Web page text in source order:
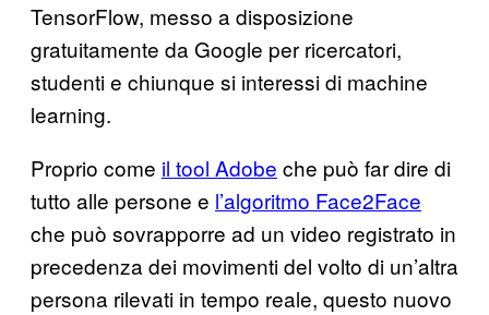
TensorFlow, messo a disposizione
gratuitamente da Google per ricercatori,
studenti e chiunque si interessi di machine
learning.
Proprio come il tool Adobe che può far dire di
tutto alle persone e l’algoritmo Face2Face
che può sovrapporre ad un video registrato in
precedenza dei movimenti del volto di un’altra
persona rilevati in tempo reale, questo nuovo